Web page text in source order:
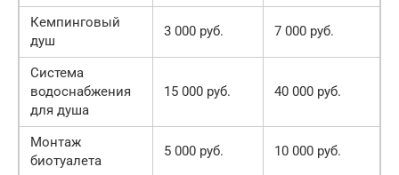
Кемпинговый
душ
3 000 руб. 7 000 руб.
Система
водоснабжения
для душа
15 000 руб. 40 000 руб.
Монтаж
биотуалета
5 000 руб. 10 000 руб.